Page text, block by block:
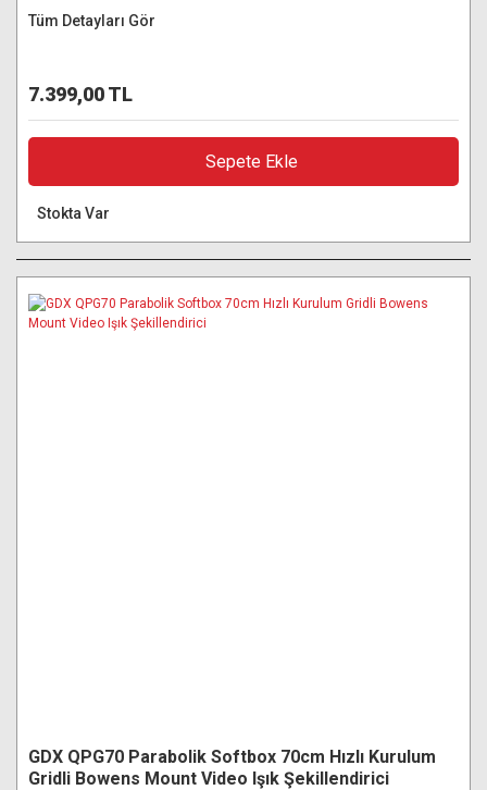
Tüm Detayları Gör
7.399,00 TL
Sepete Ekle
Stokta Var
GDX QPG70 Parabolik Softbox 70cm Hızlı Kurulum
Gridli Bowens Mount Video Işık Şekillendirici